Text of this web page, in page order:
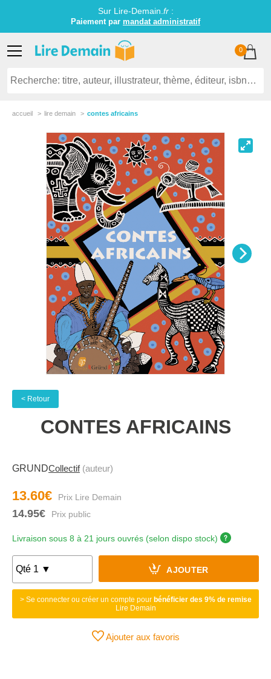
Sur Lire-Demain. fr:
Paiement par mandat administratif
0
accueil lire demain contes africains
< Retour
CONTES AFRICAINS
GRUNDCollectif(auteur)
13.60€
14.95€
Livraison sous 8 à 21 jours ouvrés (selon dispo stock)
AJOUTER
> Se connecter ou créer un compte pour bénéficier des 9% de remise
Lire Demain
Ajouter aux favoris